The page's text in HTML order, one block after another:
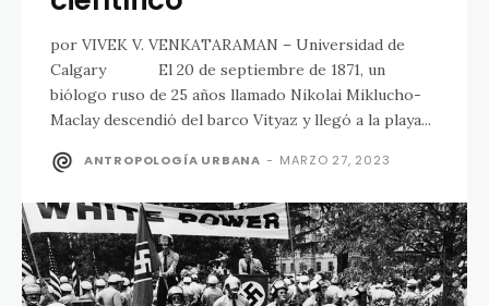
por VIVEK V. VENKATARAMAN – Universidad de
Calgary El 20 de septiembre de 1871, un
biólogo ruso de 25 años llamado Nikolai Miklucho-
Maclay descendió del barco Vityaz y llegó a la playa...
ANTROPOLOGÍA URBANA - MARZO 27, 2023